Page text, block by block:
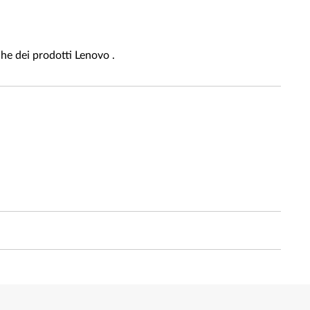
dei prodotti Lenovo .